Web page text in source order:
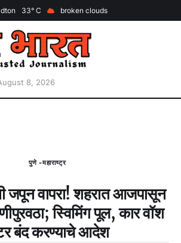
33 broken clouds
8, 2026
पुणे -महाराष्ट्र
जपून वापरा! शहरात आजपासून
स्विमिंग पूल, कार वॉश
बंद करण्याचे आदेश